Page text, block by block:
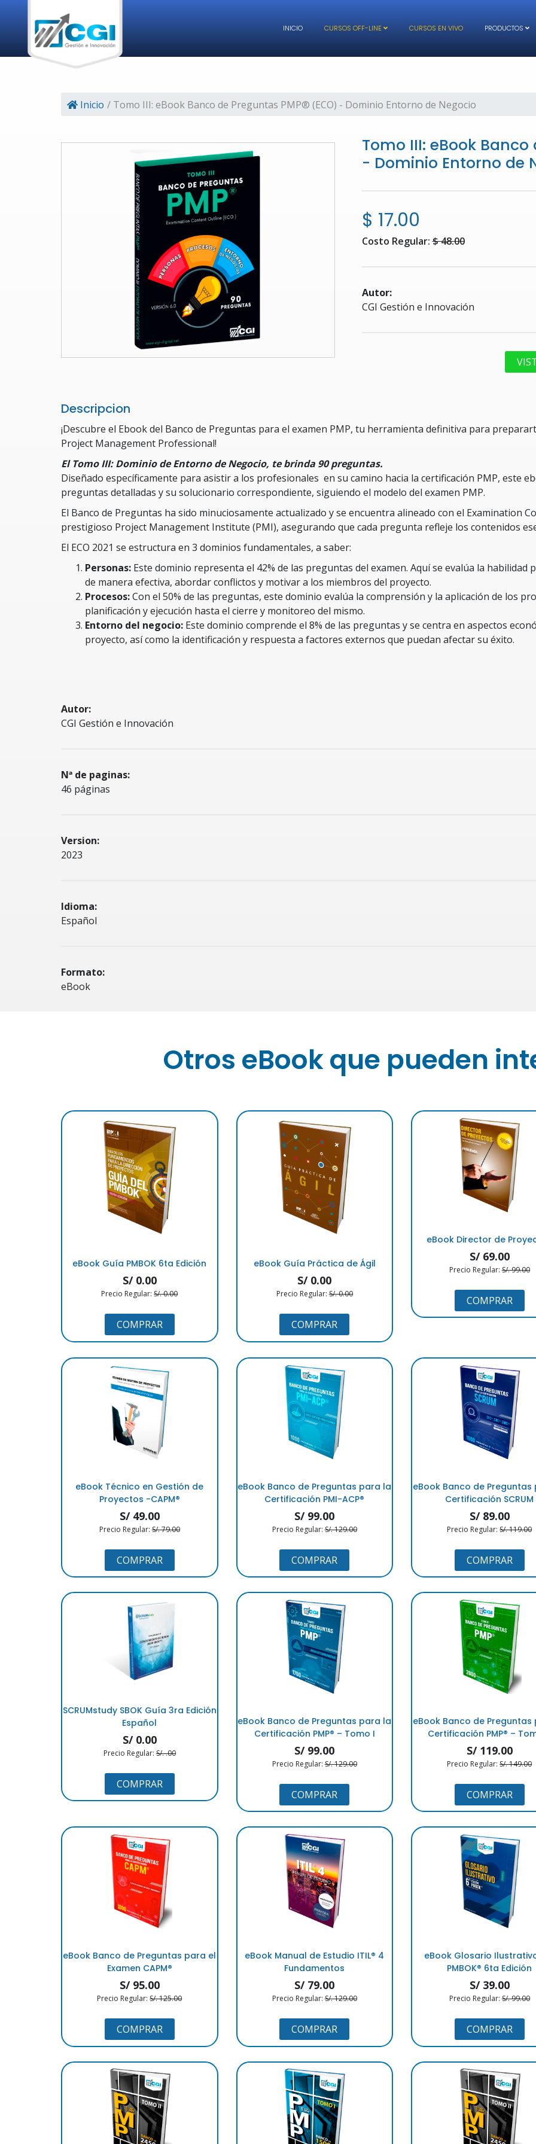
INICIO CURSOS OFF-LINE CURSOS EN VIVO PRODUCTOS
Inicio / Tomo III: eBook Banco de Preguntas PMP® (ECO) - Dominio Entorno de Negocio
Tomo III: eBook Banco
- Dominio Entorno de
$ 17.00
Costo Regular:$ 48.00
Autor:
CGI Gestión e Innovación
Descripcion
¡Descubre el Ebook del Banco de Preguntas para el examen PMP, tu herramienta definitiva para
Project Management Professional!
El Tomo III: Dominio de Entorno de Negocio, te brinda 90 preguntas.
Diseñado específicamente para asistir a los profesionales en su camino hacia la certificación PMP, este
preguntas detalladas y su solucionario correspondiente, siguiendo el modelo del examen PMP.
El Banco de Preguntas ha sido minuciosamente actualizado y se encuentra alineado con el Examination
prestigioso Project Management Institute (PMI), asegurando que cada pregunta refleje los contenidos
El ECO 2021 se estructura en 3 dominios fundamentales, a saber:
Personas: Este dominio representa el 42% de las preguntas del examen. Aquí se evalúa la
de manera efectiva, abordar conflictos y motivar a los miembros del proyecto.
Procesos:Con el 50% de las preguntas, este dominio evalúa la comprensión y la aplicación de los
planificación y ejecución hasta el cierre y monitoreo del mismo.
Entorno del negocio: Este dominio comprende el 8% de las preguntas y se centra en aspectos
proyecto, así como la identificación y respuesta a factores externos que puedan afectar su éxito.
Autor:
CGI Gestión e Innovación
Nª de paginas:
46 páginas
Version:
2023
Idioma:
Español
Formato:
eBook
Otros eBook que pueden
eBook Guía PMBOK 6ta Edición
S/ 0.00
Precio Regular:S/. 0.00
COMPRAR
eBook Guía Práctica de Ágil
S/ 0.00
Precio Regular:S/. 0.00
COMPRAR
eBook Director de
S/ 69.00
Precio Regular:S/. 99.00
COMPRAR
eBook Técnico en Gestión de
Proyectos -CAPM®
S/ 49.00
Precio Regular:S/. 79.00
COMPRAR
eBook Banco de Preguntas para la
Certificación PMI-ACP®
S/ 99.00
Precio Regular:S/. 129.00
COMPRAR
eBook Banco de Preguntas
Certificación SCRUM
S/ 89.00
Precio Regular:S/. 119.00
COMPRAR
SCRUMstudy SBOK Guía 3ra Edición
Español
S/ 0.00
Precio Regular:S/. .00
COMPRAR
eBook Banco de Preguntas para la
Certificación PMP® – Tomo I
S/ 99.00
Precio Regular:S/. 129.00
COMPRAR
eBook Banco de Preguntas
Certificación PMP® –
S/ 119.00
Precio Regular:S/. 149.00
COMPRAR
eBook Banco de Preguntas para el
Examen CAPM®
S/ 95.00
Precio Regular:S/. 125.00
COMPRAR
eBook Manual de Estudio ITIL®️ 4
Fundamentos
S/ 79.00
Precio Regular:S/. 129.00
COMPRAR
eBook Glosario
PMBOK®️ 6ta Edición
S/ 39.00
Precio Regular:S/. 99.00
COMPRAR